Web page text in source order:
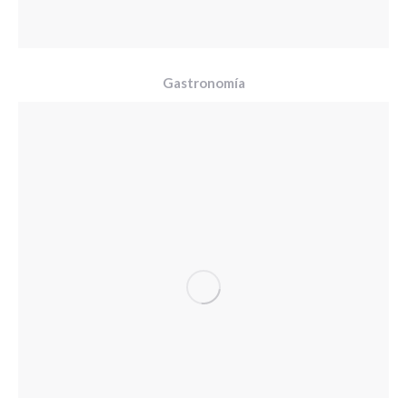
Gastronomía